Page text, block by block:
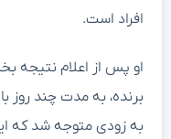
افراد است.
او پس از اعلام نتیجه
برنده، به مدت چند روز
به زودی متوجه شد که